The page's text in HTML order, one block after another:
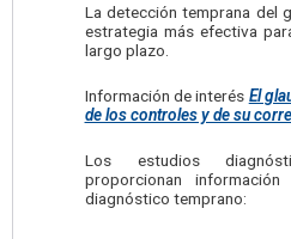
La detección temprana del
estrategia más efectiva
largo plazo.
Información de interés El
de los controles y de su
Los estudios
proporcionan
diagnóstico temprano: